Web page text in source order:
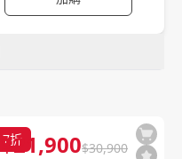
7折
$21,900$30,900